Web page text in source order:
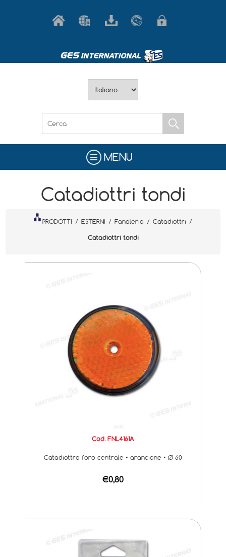
MENU
Catadiottri tondi
PRODOTTI / ESTERNI / Fanaleria / Catadiottri /
Catadiottri tondi
Cod. FNL4161A
Catadiottro foro centrale • arancione • Ø 60
€0,80